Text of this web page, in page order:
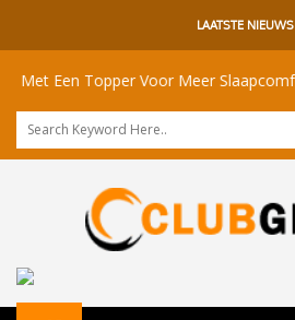
LAATSTE NIEUWS
Topper Voor Meer Slaapcomfort